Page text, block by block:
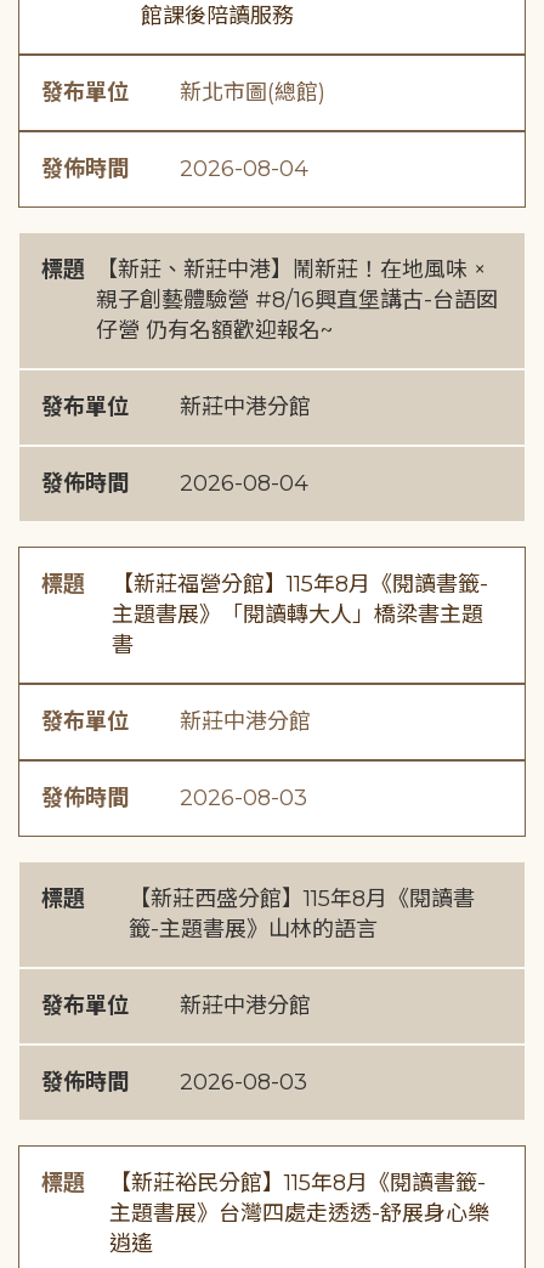
館課後陪讀服務
發布單位 新北市圖(總館)
發佈時間 2026-08-04
標題
【新莊、新莊中港】鬧新莊！在地風味 ×
親子創藝體驗營 #8/16興直堡講古-台語囡
仔營 仍有名額歡迎報名~
發布單位 新莊中港分館
發佈時間 2026-08-04
標題
【新莊福營分館】115年8月《閱讀書籤-
主題書展》「閱讀轉大人」橋梁書主題
書
發布單位 新莊中港分館
發佈時間 2026-08-03
標題
【新莊西盛分館】115年8月《閱讀書
籤-主題書展》山林的語言
發布單位 新莊中港分館
發佈時間 2026-08-03
標題
【新莊裕民分館】115年8月《閱讀書籤-
主題書展》台灣四處走透透-舒展身心樂
逍遙